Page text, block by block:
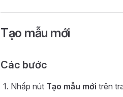
Tạo mẫu mới
Các bước
Nhấp nút Tạo mẫu mới trên